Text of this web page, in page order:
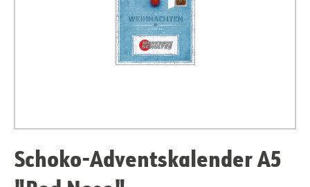
Schoko-Adventskalender A5